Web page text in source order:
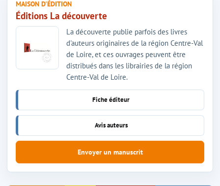
MAISON D'ÉDITION
Éditions La découverte
La découverte publie parfois des livres
d'auteurs originaires de la région Centre-Val
de Loire, et ces ouvrages peuvent être
distribués dans les librairies de la région
Centre-Val de Loire.
Fiche éditeur
Avis auteurs
Envoyer un manuscrit